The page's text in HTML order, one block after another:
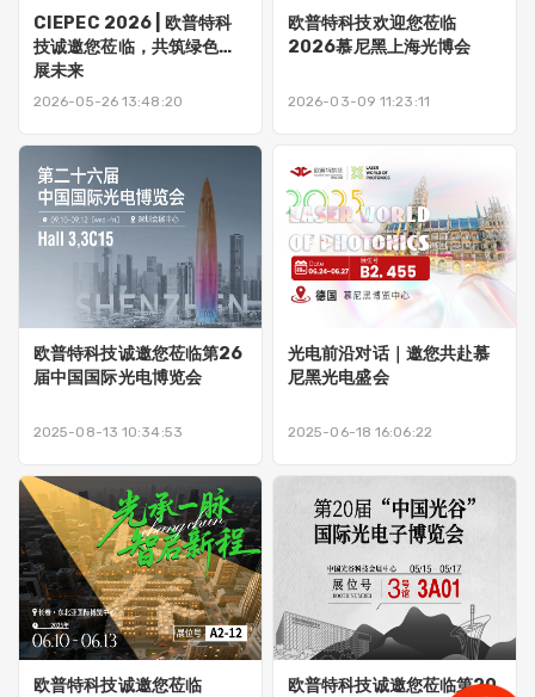
CIEPEC 2026 | 欧普特科
技诚邀您莅临，共筑绿色发
展未来
2026-05-26 13:48:20
欧普特科技欢迎您莅临
2026慕尼黑上海光博会
2026-03-09 11:23:11
欧普特科技诚邀您莅临第26
届中国国际光电博览会
2025-08-13 10:34:53
光电前沿对话｜邀您共赴慕
尼黑光电盛会
2025-06-18 16:06:22
欧普特科技诚邀您莅临
欧普特科技诚邀您莅临第20